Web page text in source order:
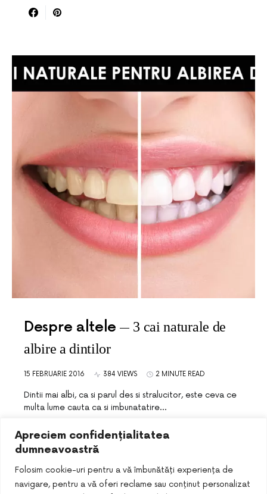
Apreciem confidențialitatea
dumneavoastră
Folosim cookie-uri pentru a vă îmbunătăți experiența de
navigare, pentru a vă oferi reclame sau conținut personalizat
Despre altele
3 cai naturale de
albire a dintilor
15 FEBRUARIE 2016 384 VIEWS 2 MINUTE READ
Dintii mai albi, ca si parul des si stralucitor, este ceva ce
multa lume cauta ca si imbunatatire…